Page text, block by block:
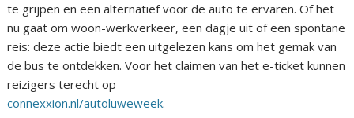
te grijpen en een alternatief voor de auto te ervaren. Of het
nu gaat om woon-werkverkeer, een dagje uit of een spontane
reis: deze actie biedt een uitgelezen kans om het gemak van
de bus te ontdekken. Voor het claimen van het e-ticket kunnen
reizigers terecht op
connexxion.nl/autoluweweek.